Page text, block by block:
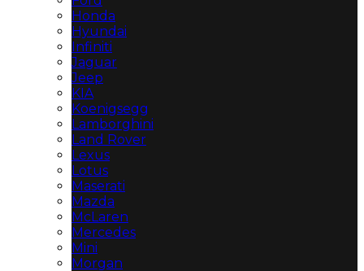
Honda
Hyundai
Infiniti
Jaguar
Jeep
KIA
Koenigsegg
Lamborghini
Land Rover
Lexus
Lotus
Maserati
Mazda
McLaren
Mercedes
Mini
Morgan